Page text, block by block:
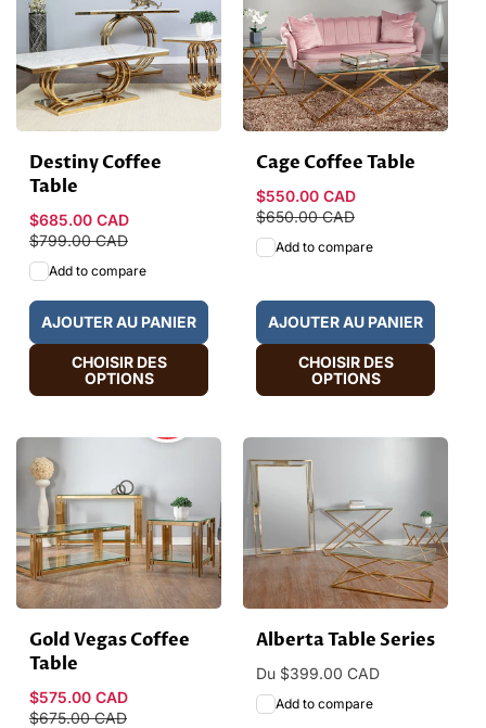
Destiny Coffee
Table
Prix
promotionnel
$685.00 CAD
$799.00 CAD
Add to compare
AJOUTER AU PANIER
CHOISIR DES
OPTIONS
Cage Coffee Table
Prix
promotionnel
$550.00 CAD
$650.00 CAD
Add to compare
AJOUTER AU PANIER
CHOISIR DES
OPTIONS
HOT
Gold Vegas Coffee
Table
Prix
promotionnel
$575.00 CAD
$675.00 CAD
Alberta Table Series
Prix
habituel
Du $399.00 CAD
Add to compare